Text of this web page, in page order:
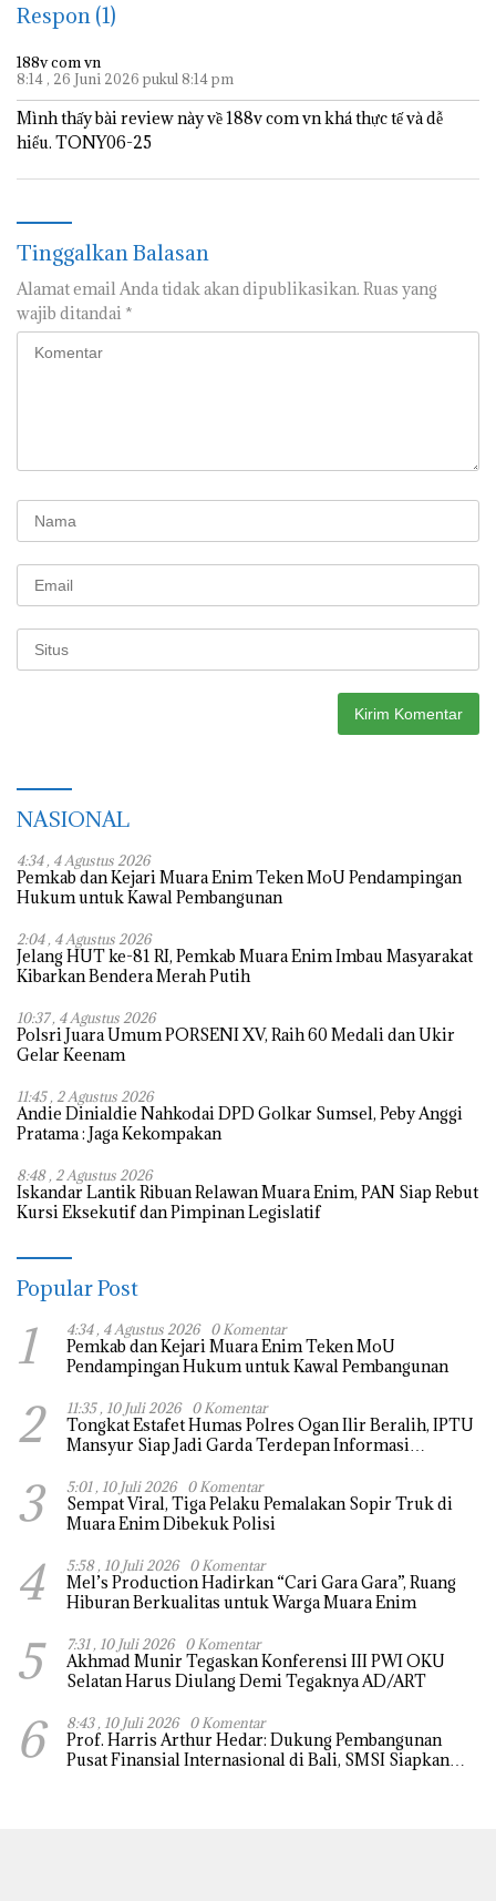
Respon (1)
188v com vn
8:14 , 26 Juni 2026 pukul 8:14 pm
Mình thấy bài review này về 188v com vn khá thực tế và dễ
hiểu. TONY06-25
Tinggalkan Balasan
Alamat email Anda tidak akan dipublikasikan. Ruas yang
wajib ditandai *
NASIONAL
4:34 , 4 Agustus 2026
Pemkab dan Kejari Muara Enim Teken MoU Pendampingan
Hukum untuk Kawal Pembangunan
2:04 , 4 Agustus 2026
Jelang HUT ke-81 RI, Pemkab Muara Enim Imbau Masyarakat
Kibarkan Bendera Merah Putih
10:37 , 4 Agustus 2026
Polsri Juara Umum PORSENI XV, Raih 60 Medali dan Ukir
Gelar Keenam
11:45 , 2 Agustus 2026
Andie Dinialdie Nahkodai DPD Golkar Sumsel, Peby Anggi
Pratama : Jaga Kekompakan
8:48 , 2 Agustus 2026
Iskandar Lantik Ribuan Relawan Muara Enim, PAN Siap Rebut
Kursi Eksekutif dan Pimpinan Legislatif
Popular Post
1 4:34 , 4 Agustus 2026 0 Komentar
Pemkab dan Kejari Muara Enim Teken MoU
Pendampingan Hukum untuk Kawal Pembangunan
2 11:35 , 10 Juli 2026 0 Komentar
Tongkat Estafet Humas Polres Ogan Ilir Beralih, IPTU
Mansyur Siap Jadi Garda Terdepan Informasi
3 5:01 , 10 Juli 2026 0 Komentar
Sempat Viral, Tiga Pelaku Pemalakan Sopir Truk di
Muara Enim Dibekuk Polisi
4 5:58 , 10 Juli 2026 0 Komentar
Mel’s Production Hadirkan “Cari Gara Gara”, Ruang
Hiburan Berkualitas untuk Warga Muara Enim
5 7:31 , 10 Juli 2026 0 Komentar
Akhmad Munir Tegaskan Konferensi III PWI OKU
Selatan Harus Diulang Demi Tegaknya AD/ART
6 8:43 , 10 Juli 2026 0 Komentar
Prof. Harris Arthur Hedar: Dukung Pembangunan
Pusat Finansial Internasional di Bali, SMSI Siapkan